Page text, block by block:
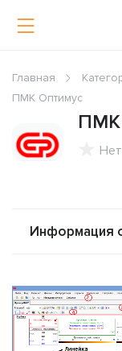
Главная
ПМК Оптимус
ПМК
Информация
Отзывы